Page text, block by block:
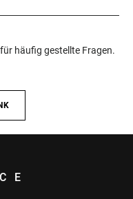
häufig gestellte Fragen.